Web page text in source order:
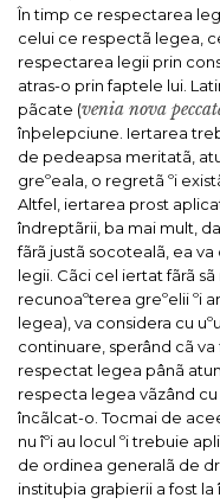
În timp ce respectarea
celui ce respectã legea,
respectarea legii prin
atras-o prin faptele lui.
pãcate (venia nova
înþelepciune. Iertarea
de pedeapsa meritatã,
greºeala, o regretã ºi
Altfel, iertarea prost
îndreptãrii, ba mai mult,
fãrã justã socotealã, ea
legii. Cãci cel iertat fãrã
recunoaºterea greºelii ºi
legea), va considera cu
continuare, sperând cã
respectat legea pânã
respecta legea vãzând
încãlcat-o. Tocmai de
nu îºi au locul ºi trebuie
de ordinea generalã de
instituþia graþierii a fost